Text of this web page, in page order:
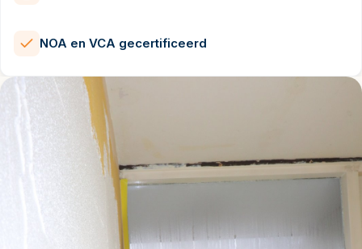
NOA en VCA gecertificeerd